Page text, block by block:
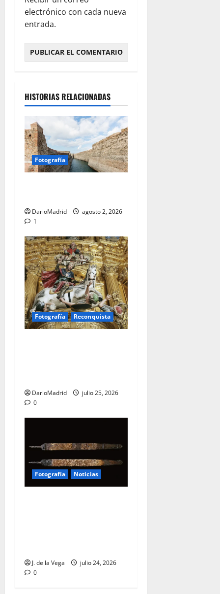
electrónico con cada nueva
entrada.
HISTORIAS RELACIONADAS
Fotografía
DarioMadrid
agosto 2, 2026
1
Fotografía Reconquista
DarioMadrid
julio 25, 2026
0
Fotografía Noticias
J. de la Vega
julio 24, 2026
0